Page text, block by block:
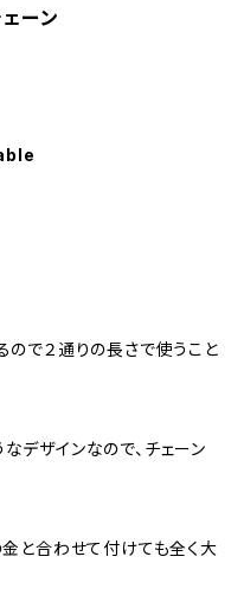
ーン
で２通りの長さで使うこと
デザインなので、チェーン
と合わせて付けても全く大